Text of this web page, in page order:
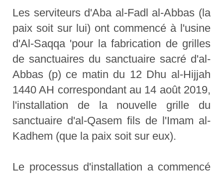
Les serviteurs d'Aba al-Fadl al-Abbas (la
paix soit sur lui) ont commencé à l'usine
d'Al-Saqqa 'pour la fabrication de grilles
de sanctuaires du sanctuaire sacré d'al-
Abbas (p) ce matin du 12 Dhu al-Hijjah
1440 AH correspondant au 14 août 2019,
l'installation de la nouvelle grille du
sanctuaire d'al-Qasem fils de l'Imam al-
Kadhem (que la paix soit sur eux).
Le processus d'installation a commencé